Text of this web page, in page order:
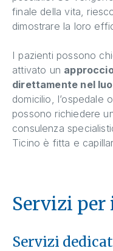
finale della vita,
dimostrare la loro
I pazienti possono
attivato un
direttamente nel
domicilio, l’ospedale
possono richiedere
consulenza
Ticino è fitta e
Servizi per
Servizi